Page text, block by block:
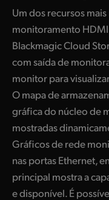
Um dos recursos
monitoramento
Blackmagic Cloud
com saída de
monitor para
O mapa de
gráfica do núcleo de
mostradas
Gráficos de rede
nas portas Ethernet,
principal mostra a
e disponível. É